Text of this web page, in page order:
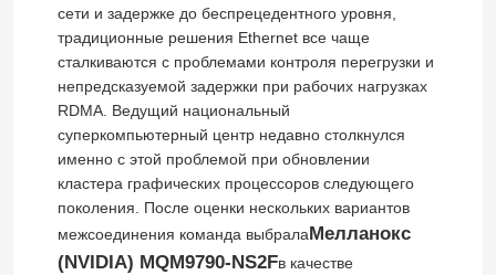
сети и задержке до беспрецедентного уровня,
традиционные решения Ethernet все чаще
сталкиваются с проблемами контроля перегрузки и
непредсказуемой задержки при рабочих нагрузках
RDMA. Ведущий национальный
суперкомпьютерный центр недавно столкнулся
именно с этой проблемой при обновлении
кластера графических процессоров следующего
поколения. После оценки нескольких вариантов
межсоединения команда выбралаМелланокс
(NVIDIA) MQM9790-NS2Fв качестве